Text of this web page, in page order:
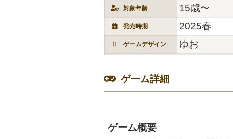
対象年齢 15歳〜
発売時期 2025春
ゲームデザイン ゆお
ゲーム詳細
ゲーム概要